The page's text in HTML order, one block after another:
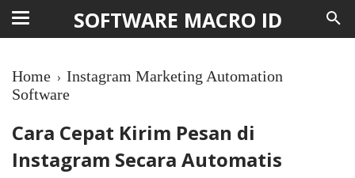
SOFTWARE MACRO ID
Home › Instagram Marketing Automation
Software
Cara Cepat Kirim Pesan di
Instagram Secara Automatis